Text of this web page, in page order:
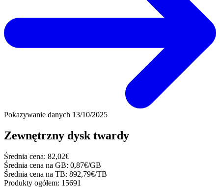
Pokazywanie danych 13/10/2025
Zewnętrzny dysk twardy
Średnia cena: 82,02€
Średnia cena na GB: 0,87€/GB
Średnia cena na TB: 892,79€/TB
Produkty ogółem: 15691